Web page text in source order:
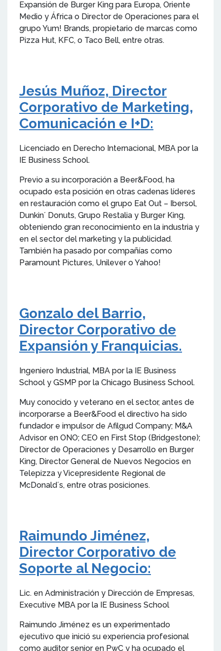
Expansión de Burger King para Europa, Oriente
Medio y África o Director de Operaciones para el
grupo Yum! Brands, propietario de marcas como
Pizza Hut, KFC, o Taco Bell, entre otras.
Jesús Muñoz, Director
Corporativo de Marketing,
Comunicación e I+D:
Licenciado en Derecho Internacional, MBA por la
IE Business School.
Previo a su incorporación a Beer&Food, ha
ocupado esta posición en otras cadenas líderes
en restauración como el grupo Eat Out – Ibersol,
Dunkin´ Donuts, Grupo Restalia y Burger King,
obteniendo gran reconocimiento en la industria y
en el sector del marketing y la publicidad.
También ha pasado por compañías como
Paramount Pictures, Unilever o Yahoo!
Gonzalo del Barrio,
Director Corporativo de
Expansión y Franquicias.
Ingeniero Industrial, MBA por la IE Business
School y GSMP por la Chicago Business School.
Muy conocido y veterano en el sector, antes de
incorporarse a Beer&Food el directivo ha sido
fundador e impulsor de Afilgud Company; M&A
Advisor en ONO; CEO en First Stop (Bridgestone);
Director de Operaciones y Desarrollo en Burger
King, Director General de Nuevos Negocios en
Telepizza y Vicepresidente Regional de
McDonald´s, entre otras posiciones.
Raimundo Jiménez,
Director Corporativo de
Soporte al Negocio:
Lic. en Administración y Dirección de Empresas,
Executive MBA por la IE Business School
Raimundo Jiménez es un experimentado
ejecutivo que inició su experiencia profesional
como auditor senior en PwC y ha ocupado el